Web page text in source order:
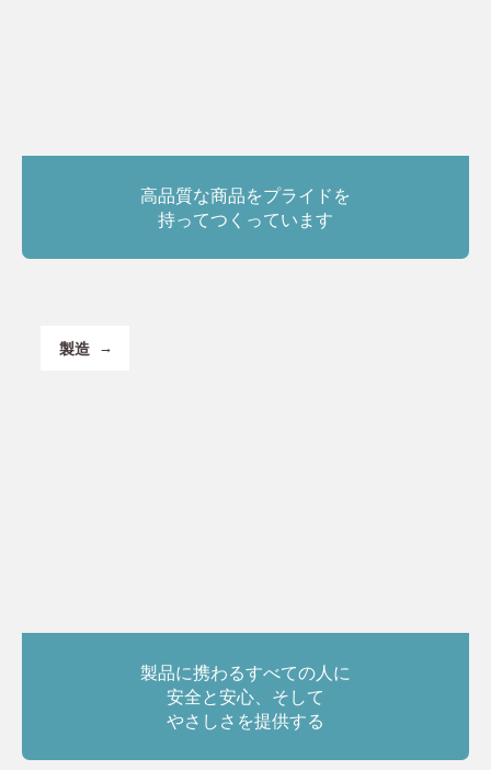
高品質な商品をプライドを
持ってつくっています
製造
製品に携わるすべての人に
安全と安心、そして
やさしさを提供する